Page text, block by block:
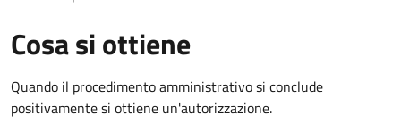
Cosa si ottiene
Quando il procedimento amministrativo si conclude
positivamente si ottiene un'autorizzazione.